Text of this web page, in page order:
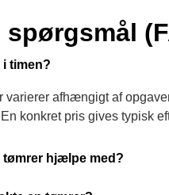
i timen?
varierer afhængigt af
konkret pris gives typisk
tømrer hjælpe med?